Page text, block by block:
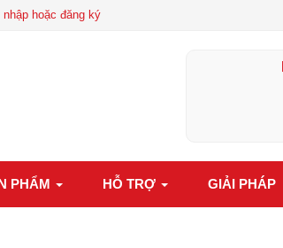
nhập hoặc đăng ký
PHẨM HỖ TRỢ GIẢI PHÁP